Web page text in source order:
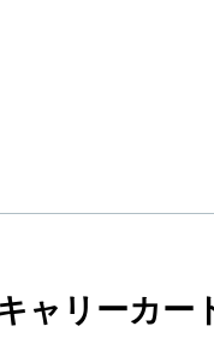
ャリーカー